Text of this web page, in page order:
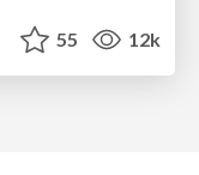
55 12k